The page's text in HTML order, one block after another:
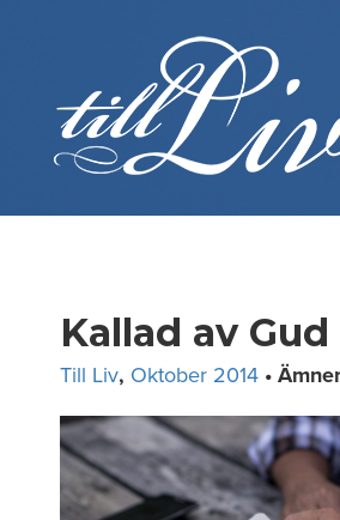
Kallad av
Till Liv, Oktober 2014 •